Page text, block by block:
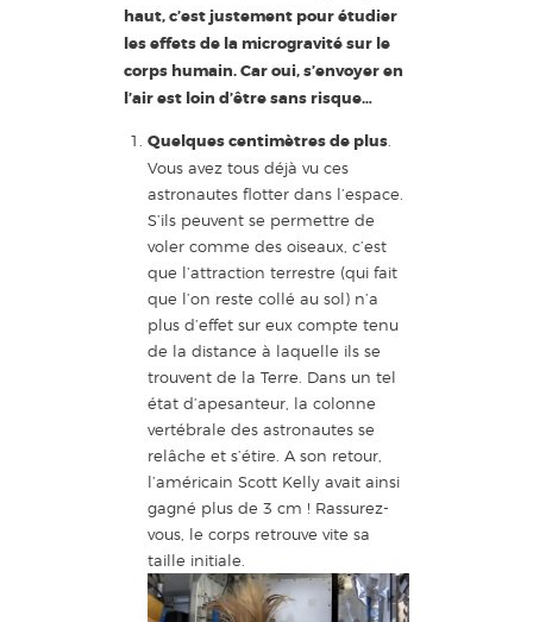
haut, c’est justement pour étudier
les effets de la microgravité sur le
corps humain. Car oui, s’envoyer en
l’air est loin d’être sans risque…
Quelques centimètres de plus.
Vous avez tous déjà vu ces
astronautes flotter dans l’espace.
S’ils peuvent se permettre de
voler comme des oiseaux, c’est
que l’attraction terrestre (qui fait
que l’on reste collé au sol) n’a
plus d’effet sur eux compte tenu
de la distance à laquelle ils se
trouvent de la Terre. Dans un tel
état d’apesanteur, la colonne
vertébrale des astronautes se
relâche et s’étire. A son retour,
l’américain Scott Kelly avait ainsi
gagné plus de 3 cm ! Rassurez-
vous, le corps retrouve vite sa
taille initiale.